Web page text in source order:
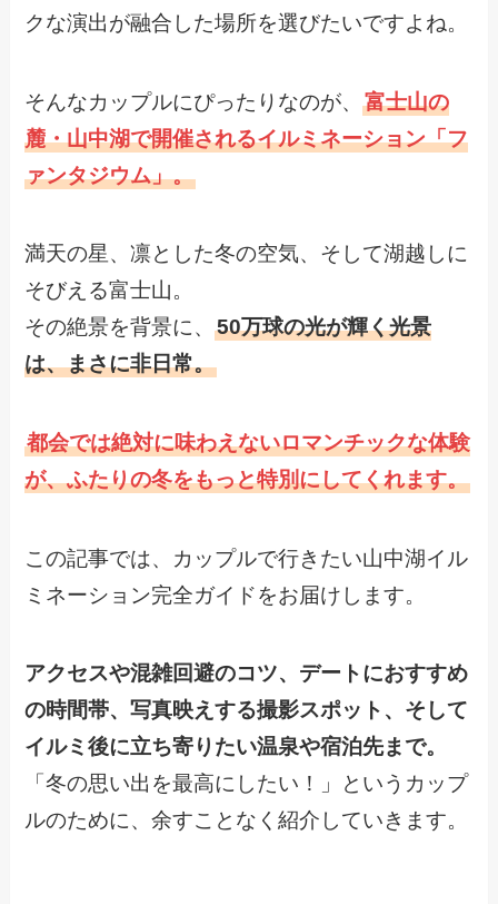
クな演出が融合した場所を選びたいですよね。
そんなカップルにぴったりなのが、富士山の
麓・山中湖で開催されるイルミネーション「フ
ァンタジウム」。
満天の星、凛とした冬の空気、そして湖越しに
そびえる富士山。
その絶景を背景に、50万球の光が輝く光景
は、まさに非日常。
都会では絶対に味わえないロマンチックな体験
が、ふたりの冬をもっと特別にしてくれます。
この記事では、カップルで行きたい山中湖イル
ミネーション完全ガイドをお届けします。
アクセスや混雑回避のコツ、デートにおすすめ
の時間帯、写真映えする撮影スポット、そして
イルミ後に立ち寄りたい温泉や宿泊先まで。
「冬の思い出を最高にしたい！」というカップ
ルのために、余すことなく紹介していきます。